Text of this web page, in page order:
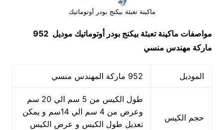
ماكينة تعبئة بيكنج بودر أوتوماتيك
مواصفات ماكينة تعبئة بيكنج بودر أوتوماتيك
موديل 952
ماركة مهندس منسي
الموديل 952 ماركة المهندس منسي
حجم الكيس
طول الكيس من 5 سم الي 20 سم
وعرض من 4 سم الي 14سم و يمكن
تعديل طول الكيس و عرض الكيس